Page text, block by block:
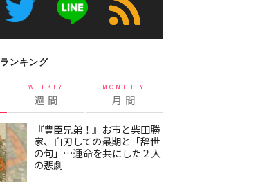
ランキング
WEEKLY
週 間
MONTHLY
月 間
『豊臣兄弟！』お市と柴田勝
家、自刃しての最期と「辞世
の句」…運命を共にした２人
の悲劇